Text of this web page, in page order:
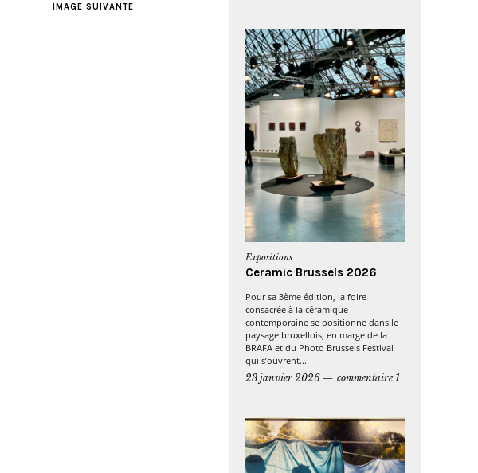
IMAGE SUIVANTE
Expositions
Ceramic Brussels 2026
Pour sa 3ème édition, la foire
consacrée à la céramique
contemporaine se positionne dans le
paysage bruxellois, en marge de la
BRAFA et du Photo Brussels Festival
qui s’ouvrent...
23 janvier 2026
commentaire 1